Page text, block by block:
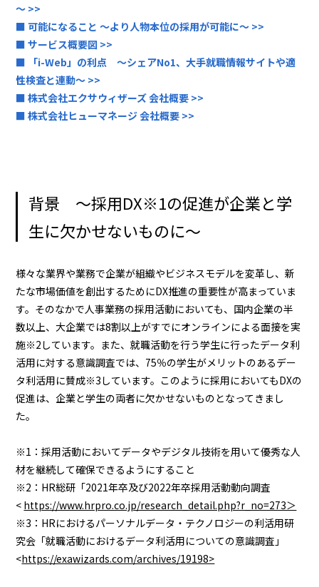
～ >>
■ 可能になること ～より人物本位の採用が可能に～ >>
■ サービス概要図 >>
■ 「i-Web」の利点 ～シェアNo1、大手就職情報サイトや適
性検査と連動～ >>
■ 株式会社エクサウィザーズ 会社概要 >>
■ 株式会社ヒューマネージ 会社概要 >>
背景 ～採用DX※1の促進が企業と学
生に欠かせないものに～
様々な業界や業務で企業が組織やビジネスモデルを変革し、新
たな市場価値を創出するためにDX推進の重要性が高まっていま
す。そのなかで人事業務の採用活動においても、国内企業の半
数以上、大企業では8割以上がすでにオンラインによる面接を実
施※2しています。また、就職活動を行う学生に行ったデータ利
活用に対する意識調査では、75％の学生がメリットのあるデー
タ利活用に賛成※3しています。このように採用においてもDXの
促進は、企業と学生の両者に欠かせないものとなってきまし
た。
※1：採用活動においてデータやデジタル技術を用いて優秀な人
材を継続して確保できるようにすること
※2：HR総研「2021年卒及び2022年卒採用活動動向調査
< https://www.hrpro.co.jp/research_detail.php?r_no=273＞
※3：HRにおけるパーソナルデータ・テクノロジーの利活用研
究会「就職活動におけるデータ利活用についての意識調査」
<https://exawizards.com/archives/19198>